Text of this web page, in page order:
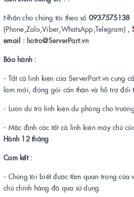
Nhắn cho chúng tôi theo số 0937575138
(Phone,Zalo,Viber,WhatsApp,Telegram) ,
email : hotro@ServerPart.vn
Bảo hành :
- Tất cả linh kiện của ServerPart.vn cung
làm mới, đóng gói cẩn thận và hỗ trợ đổi
- Luôn dự trữ linh kiện dự phòng cho
- Mặc định các tất cả linh kiện máy chủ
Hành 12 tháng .
Cam kết :
- Chúng tôi biết được tầm quan trọng của
chủ chính hãng đã qua sử dụng.